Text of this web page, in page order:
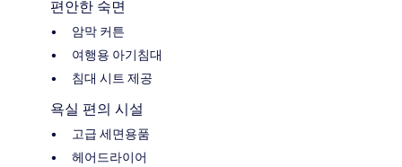
편안한 숙면
암막 커튼
여행용 아기침대
침대 시트 제공
욕실 편의 시설
고급 세면용품
헤어드라이어